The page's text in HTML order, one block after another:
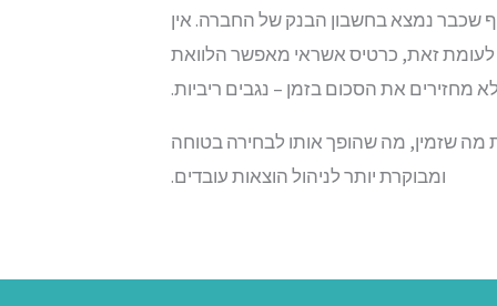
נמצא בחשבון הבנק של החברה. אין
לעומת זאת, כרטיס אשראי מאפשר הלוואת
מחזירים את הסכום בזמן – נגבים ריביות.
שזמין, מה שהופך אותו לבחירה בטוחה
ומבוקרת יותר לניהול הוצאות עובדים.